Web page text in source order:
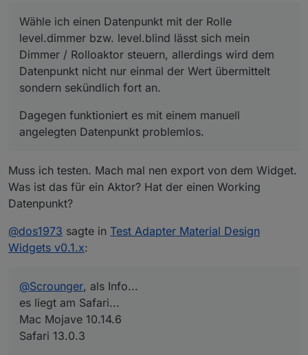
nicht nur einmal der Wert übermittelt sondern
sekündlich fort an.
angelegten Datenpunkt problemlos.
Kann das jemand reproduzieren? Besten Dank!
Wähle ich einen Datenpunkt mit der Rolle
level.dimmer bzw. level.blind lässt sich mein
Dimmer / Rolloaktor steuern, allerdings wird dem
Datenpunkt nicht nur einmal der Wert übermittelt
sondern sekündlich fort an.
Dagegen funktioniert es mit einem manuell
angelegten Datenpunkt problemlos.
Muss ich testen. Mach mal nen export von dem Widget.
Was ist das für ein Aktor? Hat der einen Working
Datenpunkt?
@dos1973 sagte in Test Adapter Material Design
Widgets v0.1.x:
@Scrounger, als Info...
es liegt am Safari...
Mac Mojave 10.14.6
Safari 13.0.3